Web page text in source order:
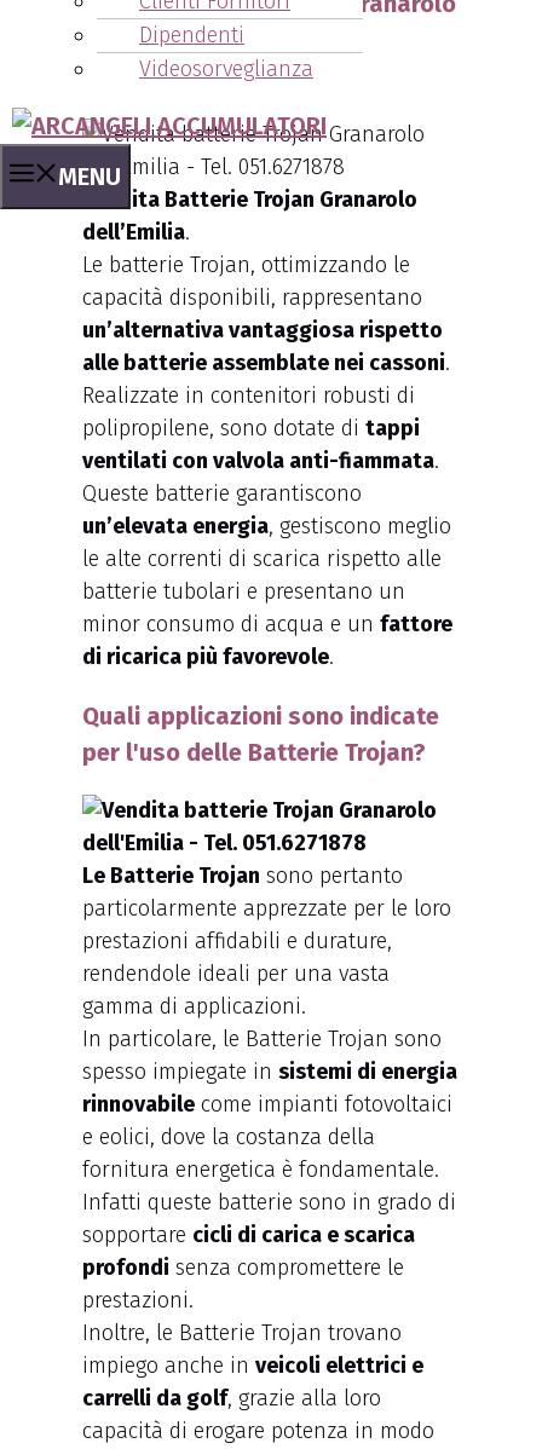
Dipendenti
Videosorveglianza
MENU
dell'Emilia: quali le
caratteristiche?
Vendita Batterie Trojan Granarolo
dell’Emilia.
Le batterie Trojan, ottimizzando le
capacità disponibili, rappresentano
un’alternativa vantaggiosa rispetto
alle batterie assemblate nei cassoni.
Realizzate in contenitori robusti di
polipropilene, sono dotate di tappi
ventilati con valvola anti-fiammata.
Queste batterie garantiscono
un’elevata energia, gestiscono meglio
le alte correnti di scarica rispetto alle
batterie tubolari e presentano un
minor consumo di acqua e un fattore
di ricarica più favorevole.
Quali applicazioni sono indicate
per l'uso delle Batterie Trojan?
Le Batterie Trojan sono pertanto
particolarmente apprezzate per le loro
prestazioni affidabili e durature,
rendendole ideali per una vasta
gamma di applicazioni.
In particolare, le Batterie Trojan sono
spesso impiegate in sistemi di energia
rinnovabile come impianti fotovoltaici
e eolici, dove la costanza della
fornitura energetica è fondamentale.
Infatti queste batterie sono in grado di
sopportare cicli di carica e scarica
profondi senza compromettere le
prestazioni.
Inoltre, le Batterie Trojan trovano
impiego anche in veicoli elettrici e
carrelli da golf, grazie alla loro
capacità di erogare potenza in modo